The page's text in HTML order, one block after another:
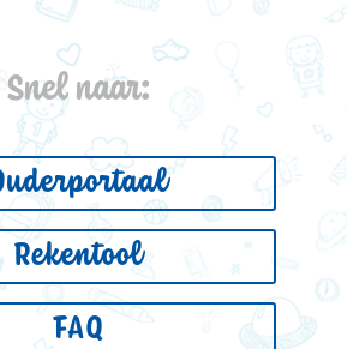
Snel naar:
Rekentool
FAQ